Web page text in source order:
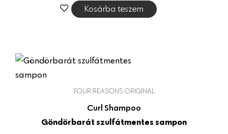
Kosárba teszem
FOUR REASONS ORIGINAL
Curl Shampoo
Göndörbarát szulfátmentes sampon